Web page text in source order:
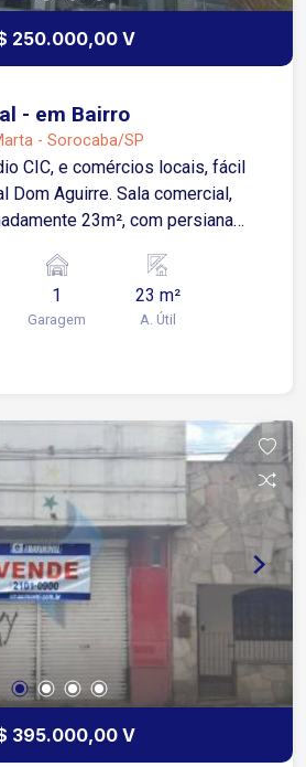
250.000,00 V
- em Bairro
- Sorocaba/SP
CIC, e comércios locais, fácil
Sala comercial,
23m², com persianas,
estacionamento para clientes. Estuda permuta
1
Garagem
23 m²
A. Útil
395.000,00 V